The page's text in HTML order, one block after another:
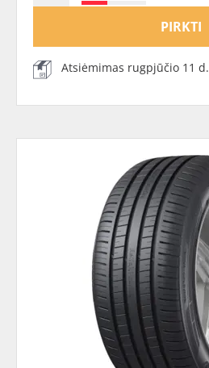
PIRKTI
Atsiėmimas rugpjūčio 11 d.